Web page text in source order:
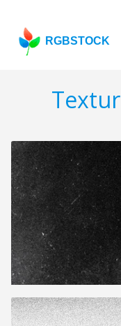
RGBSTOCK
Textur